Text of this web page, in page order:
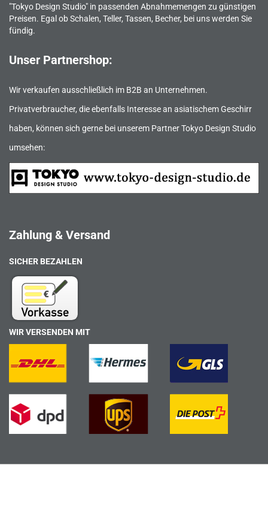
"Tokyo Design Studio" in passenden Abnahmemengen zu günstigen
Preisen. Egal ob Schalen, Teller, Tassen, Becher, bei uns werden Sie
fündig.
Unser Partnershop:
Wir verkaufen ausschließlich im B2B an Unternehmen.
Privatverbraucher, die ebenfalls Interesse an asiatischem Geschirr
haben, können sich gerne bei unserem Partner Tokyo Design Studio
umsehen:
Zahlung & Versand
SICHER BEZAHLEN
WIR VERSENDEN MIT